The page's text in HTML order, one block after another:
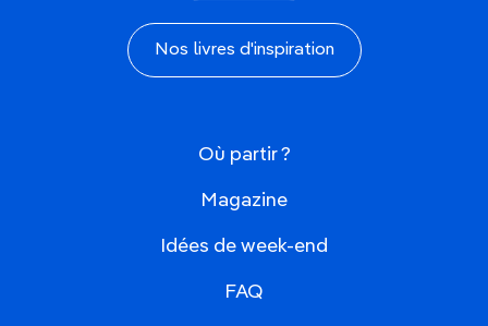
Nos livres d'inspiration
Où partir ?
Magazine
Idées de week-end
FAQ